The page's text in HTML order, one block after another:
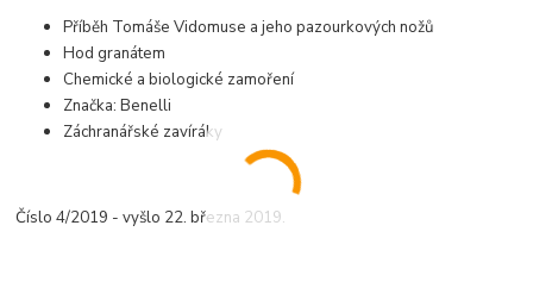
Příběh Tomáše Vidomuse a jeho pazourkových nožů
Hod granátem
Chemické a biologické zamoření
Značka: Benelli
Záchranářské zavíráky
Číslo 4/2019 - vyšlo 22. března 2019.